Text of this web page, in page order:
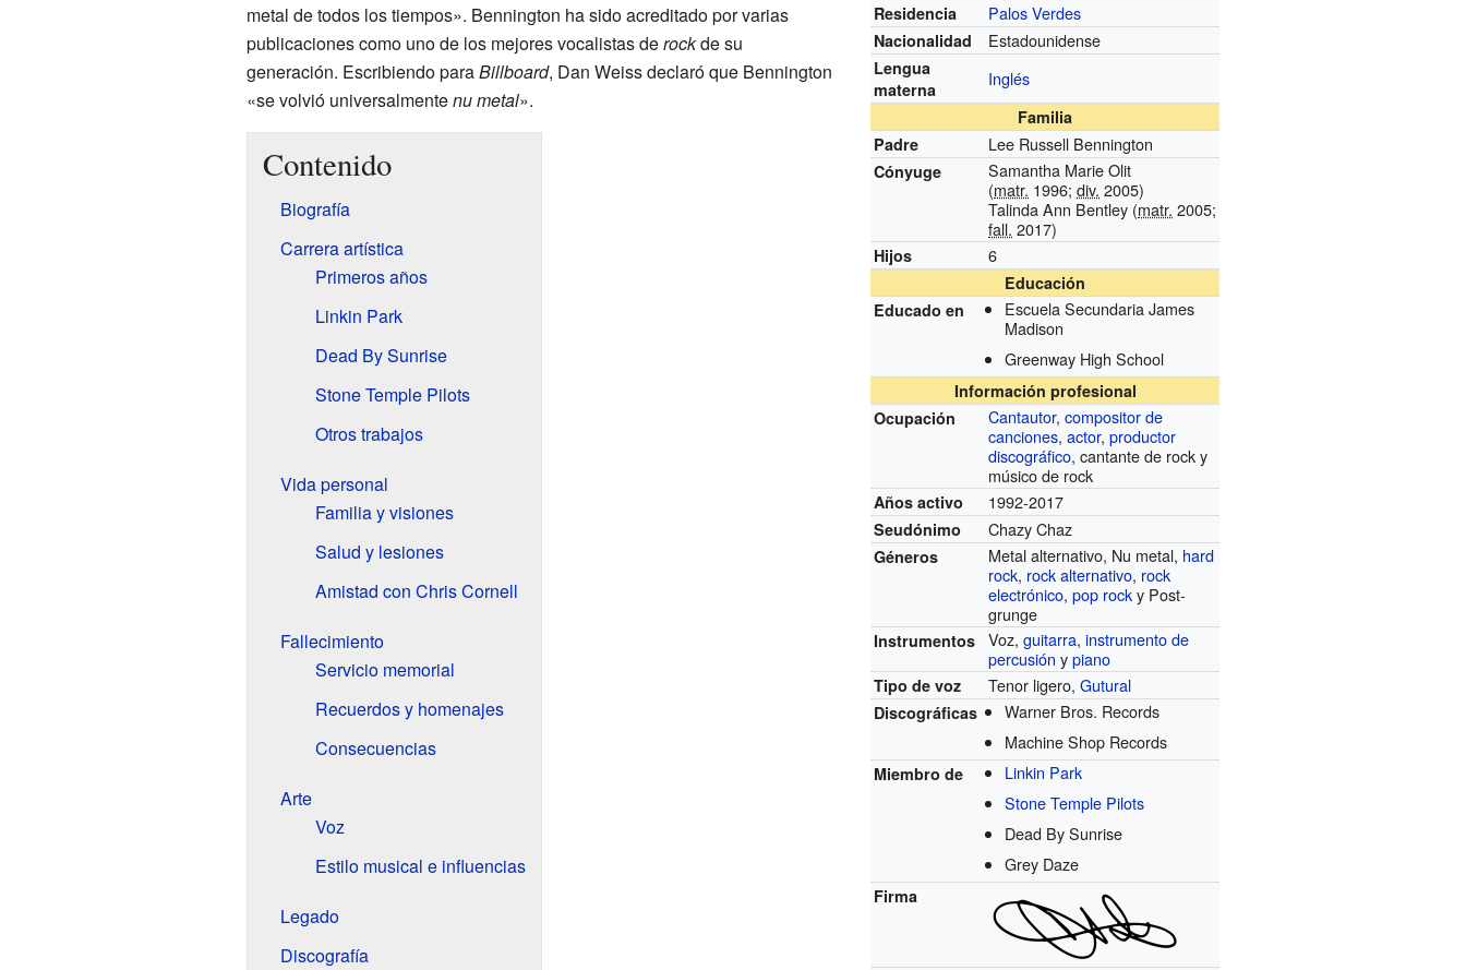
Residencia Palos Verdes
Nacionalidad Estadounidense
Lengua
materna
Inglés
Familia
Padre
Lee Russell Bennington
Cónyuge
Samantha Marie Olit
(matr. 1996;div. 2005)
Talinda Ann Bentley (matr. 2005;
fall. 2017)
Hijos 6
Educación
Educado en
Escuela Secundaria James
Madison
Greenway High School
Información profesional
Ocupación
Cantautor,compositor de
canciones,actor,productor
discográfico, cantante de rock y
músico de rock
Años activo 1992-2017
Seudónimo Chazy Chaz
Géneros Metal alternativo, Nu metal, hard
rock, rock alternativo, rock
electrónico,pop rocky Post-
grunge
Instrumentos Voz,guitarra,instrumento de
percusión ypiano
Tipo de voz Tenor ligero,Gutural
Discográficas
Warner Bros. Records
Machine Shop Records
Miembro de
Linkin Park
Stone Temple Pilots
Dead By Sunrise
Grey Daze
Firma
metal de todos los tiempos». Bennington ha sido acreditado por varias
publicaciones como uno de los mejores vocalistas derockde su
generación. Escribiendo paraBillboard, Dan Weiss declaró que Bennington
«se volvió universalmentenu metal».
Contenido
Biografía
Carrera artística
Primeros años
Linkin Park
Dead By Sunrise
Stone Temple Pilots
Otros trabajos
Vida personal
Familia y visiones
Salud y lesiones
Amistad con Chris Cornell
Fallecimiento
Servicio memorial
Recuerdos y homenajes
Consecuencias
Arte
Voz
Estilo musical e influencias
Legado
Discografía